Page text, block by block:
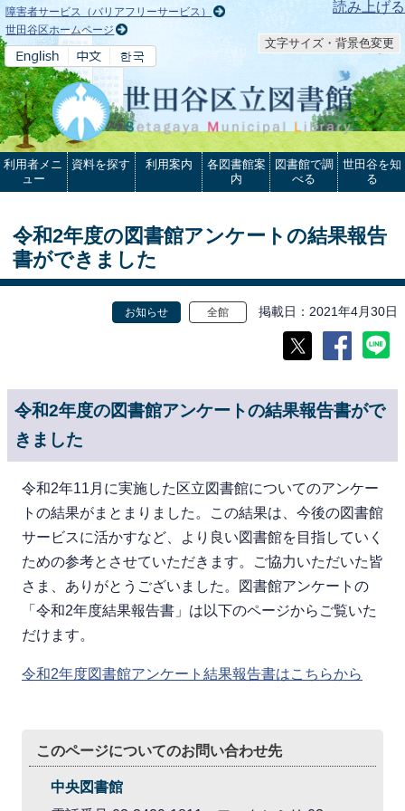
本文へ 読み上げる
障害者サービス（バリアフリーサービス）
世田谷区ホームページ
文字サイズ・背景色変更
利用者メニ
ュー
資料を探す 利用案内
各図書館案
内
図書館で調
べる
世田谷を知
る
令和2年度の図書館アンケートの結果報告
書ができました
お知らせ 全館 掲載日 2021年4月30日
令和2年度の図書館アンケートの結果報告書がで
きました
令和2年11月に実施した区立図書館についてのアンケー
トの結果がまとまりました。この結果は、今後の図書館
サービスに活かすなど、より良い図書館を目指していく
ための参考とさせていただきます。ご協力いただいた皆
さま、ありがとうございました。図書館アンケートの
「令和2年度結果報告書」は以下のページからご覧いた
だけます。
令和2年度図書館アンケート結果報告書はこちらから
このページについてのお問い合わせ先
中央図書館